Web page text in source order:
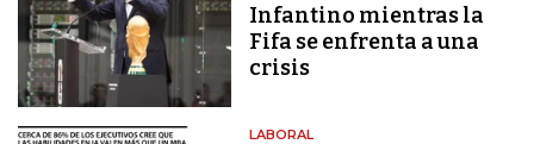
Infantino mientras la
Fifa se enfrenta a una
crisis
LABORAL